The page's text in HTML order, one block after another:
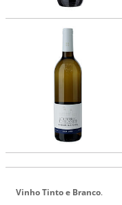
Vinho Tinto e Branco.